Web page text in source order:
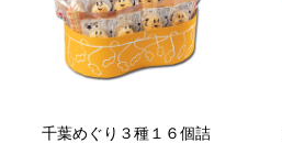
千葉めぐり３種１６個詰